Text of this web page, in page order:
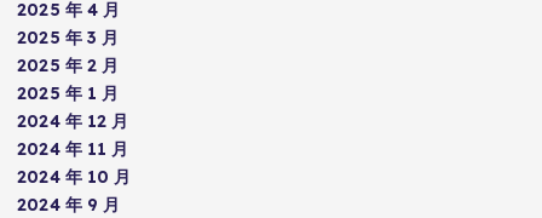
2025 年 4 月
2025 年 3 月
2025 年 2 月
2025 年 1 月
2024 年 12 月
2024 年 11 月
2024 年 10 月
2024 年 9 月